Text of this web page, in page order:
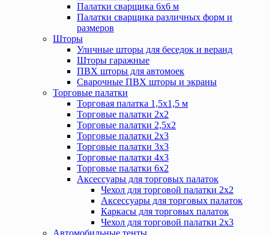
Палатки сварщика 6х6 м
Палатки сварщика различных форм и
размеров
Шторы
Уличные шторы для беседок и веранд
Шторы гаражные
ПВХ шторы для автомоек
Сварочные ПВХ шторы и экраны
Торговые палатки
Торговая палатка 1,5х1,5 м
Торговые палатки 2х2
Торговые палатки 2,5х2
Торговые палатки 2х3
Торговые палатки 3х3
Торговые палатки 4х3
Торговые палатки 6х2
Аксессуары для торговых палаток
Чехол для торговой палатки 2х2
Аксессуары для торговых палаток
Каркасы для торговых палаток
Чехол для торговой палатки 2х3